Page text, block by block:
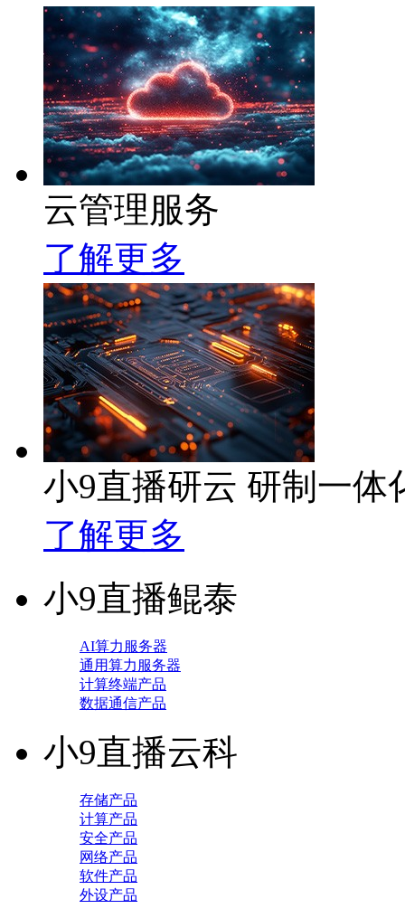
云管理服务
了解更多
小9直播研云 研制一体
了解更多
小9直播鲲泰
AI算力服务器
通用算力服务器
计算终端产品
数据通信产品
小9直播云科
存储产品
计算产品
安全产品
网络产品
软件产品
外设产品